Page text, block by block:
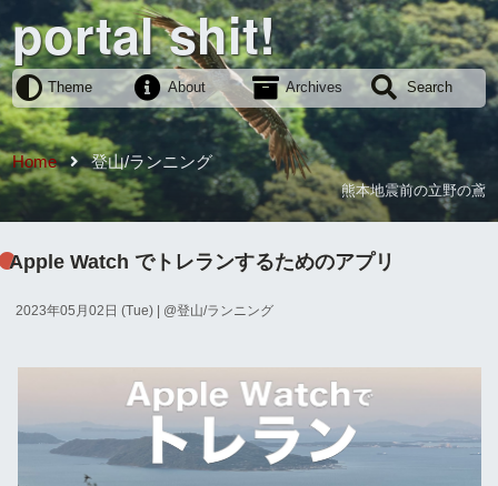
portal shit!
Theme About Archives Search
Home 登山/ランニング
熊本地震前の立野の鳶
Apple Watch でトレランするためのアプリ
2023年05月02日 (Tue) | @登山/ランニング